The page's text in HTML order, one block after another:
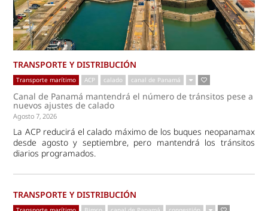
TRANSPORTE Y DISTRIBUCIÓN
Transporte marítimo ACP calado canal de Panamá
Canal de Panamá mantendrá el número de tránsitos pese a
nuevos ajustes de calado
Agosto 7, 2026
La ACP reducirá el calado máximo de los buques neopanamax
desde agosto y septiembre, pero mantendrá los tránsitos
diarios programados.
TRANSPORTE Y DISTRIBUCIÓN